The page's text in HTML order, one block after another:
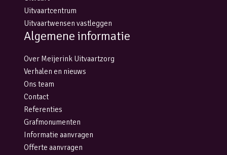
Uitvaartcentrum
Uitvaartwensen vastleggen
Algemene informatie
Over Meijerink Uitvaartzorg
Verhalen en nieuws
Ons team
Contact
Referenties
Grafmonumenten
Informatie aanvragen
Offerte aanvragen